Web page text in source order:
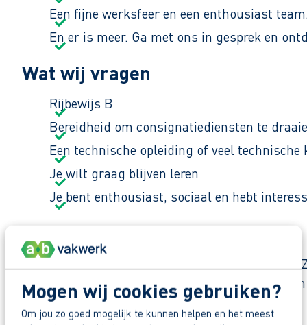
Mogen wij cookies gebruiken?
Om jou zo goed mogelijk te kunnen helpen en het meest
Een fijne werksfeer en een enthousiast
En er is meer. Ga met ons in gesprek en
Wat wij vragen
Rijbewijs B
Bereidheid om consignatiediensten te
Een technische opleiding of veel technische
Je wilt graag blijven leren
Je bent enthousiast, sociaal en hebt
Je werkt bij een groeiend bedrijf in
melkinstallaties van DeLaval. Sinds 2019
Zo maak je werk van jouw toekomst